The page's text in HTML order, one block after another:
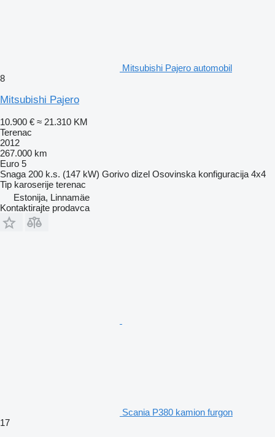
Mitsubishi Pajero automobil
8
Mitsubishi Pajero
10.900 € ≈ 21.310 KM
Terenac
2012
267.000 km
Euro 5
Snaga 200 k.s. (147 kW) Gorivo dizel Osovinska konfiguracija 4x4
Tip karoserije terenac
Estonija, Linnamäe
Kontaktirajte prodavca
Scania P380 kamion furgon
17